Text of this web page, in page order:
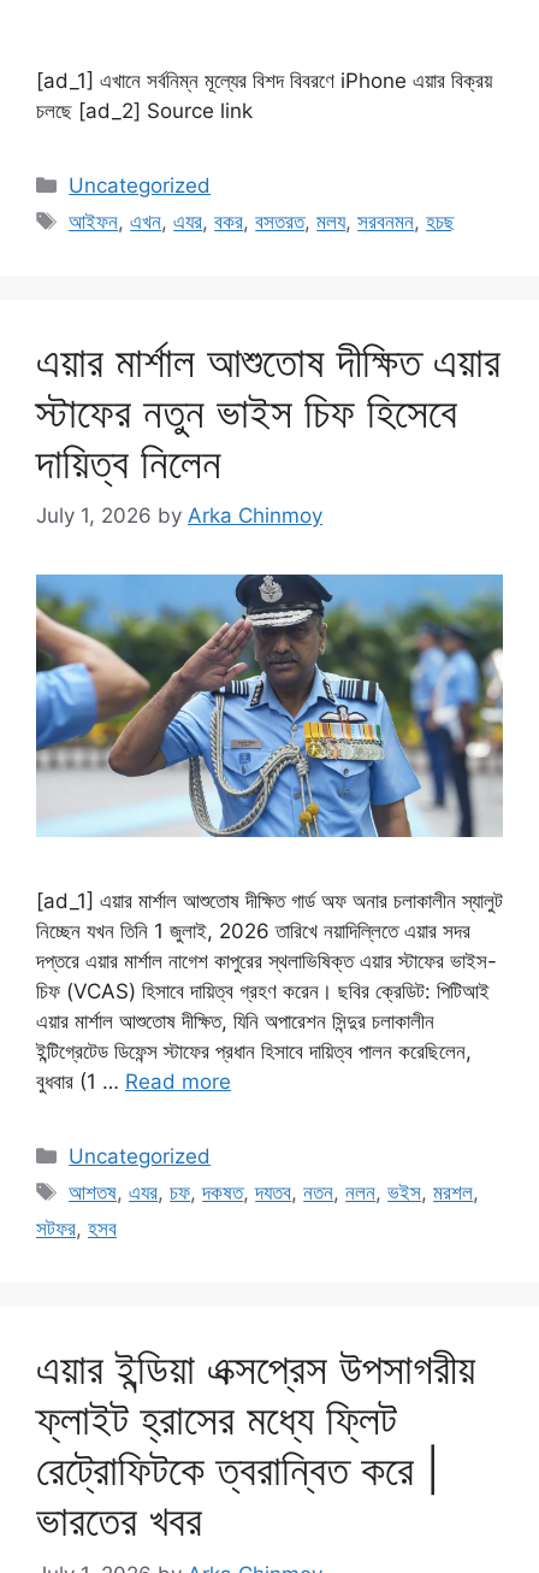
[ad_1] এখানে সর্বনিম্ন মূল্যের বিশদ বিবরণে iPhone এয়ার বিক্রয়
চলছে [ad_2] Source link
Categories
Uncategorized
Tags
আইফন,এখন,এযর,বকর,বসতরত,মলয,সরবনমন,হচছ
এয়ার মার্শাল আশুতোষ দীক্ষিত এয়ার
স্টাফের নতুন ভাইস চিফ হিসেবে
দায়িত্ব নিলেন
July 1, 2026 by Arka Chinmoy
[ad_1] এয়ার মার্শাল আশুতোষ দীক্ষিত গার্ড অফ অনার চলাকালীন স্যালুট
নিচ্ছেন যখন তিনি 1 জুলাই, 2026 তারিখে নয়াদিল্লিতে এয়ার সদর
দপ্তরে এয়ার মার্শাল নাগেশ কাপুরের স্থলাভিষিক্ত এয়ার স্টাফের ভাইস-
চিফ (VCAS) হিসাবে দায়িত্ব গ্রহণ করেন। ছবির ক্রেডিট: পিটিআই
এয়ার মার্শাল আশুতোষ দীক্ষিত, যিনি অপারেশন সিন্দুর চলাকালীন
ইন্টিগ্রেটেড ডিফেন্স স্টাফের প্রধান হিসাবে দায়িত্ব পালন করেছিলেন,
বুধবার (1 … Read more
Categories
Uncategorized
Tags
আশতষ,এযর,চফ,দকষত,দযতব,নতন,নলন,ভইস,মরশল,
সটফর, হসব
এয়ার ইন্ডিয়া এক্সপ্রেস উপসাগরীয়
ফ্লাইট হ্রাসের মধ্যে ফ্লিট
রেট্রোফিটকে ত্বরান্বিত করে |
ভারতের খবর